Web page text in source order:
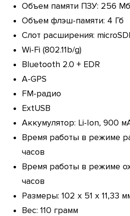
Объем памяти ПЗУ: 256 Мб
Объем флэш-памяти: 4 Гб
Слот расширения:
Wi-Fi (802.11b/g)
Bluetooth 2.0 + EDR
A-GPS
FM-радио
ExtUSB
Аккумулятор: Li-Ion, 900
Время работы в режиме
часов
Время работы в режиме
часов
Размеры: 102 x 51 x 11,33
Вес: 110 грамм